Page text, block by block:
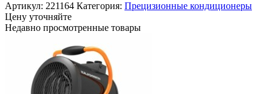
Артикул: 221164 Категория: Прецизионные кондиционеры
Цену уточняйте
Недавно просмотренные товары